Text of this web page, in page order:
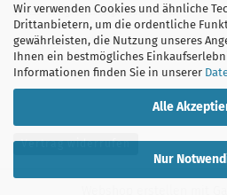
Wir verwenden Cookies und ähnliche
Drittanbietern, um die ordentliche
gewährleisten, die Nutzung unseres
Ihnen ein bestmögliches
Informationen finden Sie in unserer
Alle
Nur
Die Beschreibungen, Zeichnungen und Angaben zur
Verwendung sind sorgfältig überprüft worden.
Vertrag widerrufen